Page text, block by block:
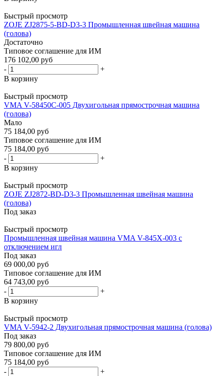
Быстрый просмотр
ZOJE ZJ2875-5-BD-D3-3 Промышленная швейная машина
(голова)
Достаточно
Типовое соглашение для ИМ
176 102,00 руб
-
+
В корзину
Быстрый просмотр
VMA V-58450C-005 Двухигольная прямострочная машина
(голова)
Мало
75 184,00 руб
Типовое соглашение для ИМ
75 184,00 руб
-
+
В корзину
Быстрый просмотр
ZOJE ZJ2872-BD-D3-3 Промышленная швейная машина
(голова)
Под заказ
Быстрый просмотр
Промышленная швейная машина VMA V-845X-003 c
отключением игл
Под заказ
69 000,00 руб
Типовое соглашение для ИМ
64 743,00 руб
-
+
В корзину
Быстрый просмотр
VMA V-5942-2 Двухигольная прямострочная машина (голова)
Под заказ
79 800,00 руб
Типовое соглашение для ИМ
75 184,00 руб
-
+